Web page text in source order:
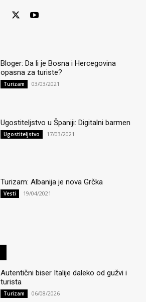
Bloger: Da li je Bosna i Hercegovina
opasna za turiste?
Turizam 03/03/2021
Ugostiteljstvo u Španiji: Digitalni barmen
Ugostiteljstvo 17/03/2021
Turizam: Albanija je nova Grčka
Vesti 19/04/2021
Autentični biser Italije daleko od gužvi i
turista
Turizam 06/08/2026